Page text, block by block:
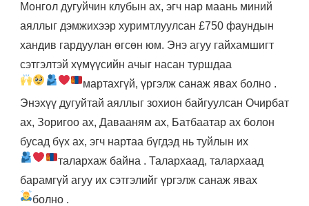
Монгол дугуйчин клубын ах, эгч нар маань миний
аяллыг дэмжихээр хуримтлуулсан £750 фаундын
хандив гардуулан өгсөн юм. Энэ агуу гайхамшигт
сэтгэлтэй хүмүүсийн ачыг насан туршдаа
мартахгүй, үргэлж санаж явах болно .
Энэхүү дугуйтай аяллыг зохион байгуулсан Очирбат
ах, Зоригоо ах, Давааням ах, Батбаатар ах болон
бусад бүх ах, эгч нартаа бүгдэд нь туйлын их
талархаж байна . Талархаад, талархаад
барамгүй агуу их сэтгэлийг үргэлж санаж явах
болно .